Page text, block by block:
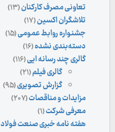
تعاونی مصرف کارکنان(۱۳)
تلاشگران اکسین(۱۷)
جشنواره روابط عمومی(۱۵)
دسته‌بندی نشده(۱۶)
گالری چند رسانه ایی(۱۱۶)
گالری فیلم(۲۱)
گزارش تصویری(۹۵)
مزایدات و مناقصات(۲۰۷)
معرفی شرکت(۱)
هفته نامه خبری صنعت فولاد